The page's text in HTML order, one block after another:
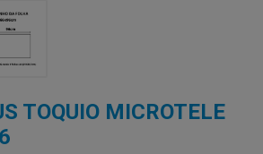
TOQUIO MICROTELE